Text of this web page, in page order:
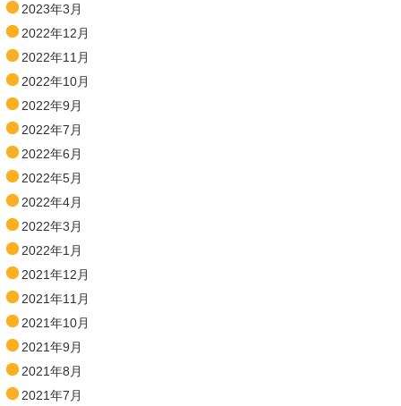
2023年3月
2022年12月
2022年11月
2022年10月
2022年9月
2022年7月
2022年6月
2022年5月
2022年4月
2022年3月
2022年1月
2021年12月
2021年11月
2021年10月
2021年9月
2021年8月
2021年7月